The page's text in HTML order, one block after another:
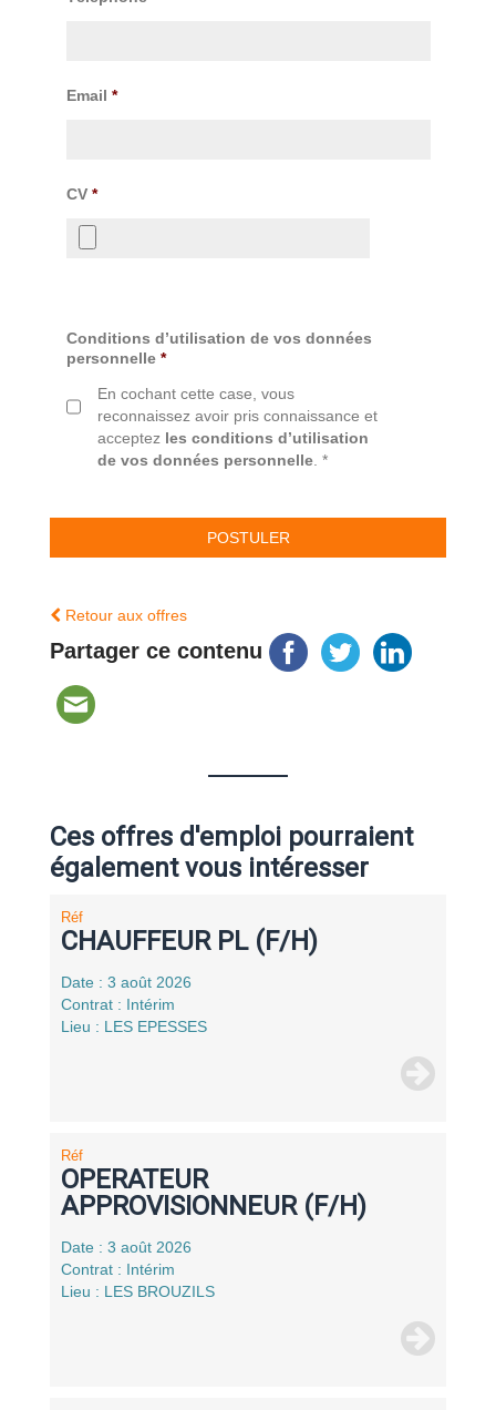
Email *
CV *
Conditions d’utilisation de vos données
personnelle *
En cochant cette case, vous
reconnaissez avoir pris connaissance et
acceptez les conditions d’utilisation
de vos données personnelle . *
Retour aux offres
Partager ce contenu
Ces offres d'emploi pourraient
également vous intéresser
Réf
CHAUFFEUR PL (F/H)
Date : 3 août 2026
Contrat : Intérim
Lieu : LES EPESSES
Réf
OPERATEUR
APPROVISIONNEUR (F/H)
Date : 3 août 2026
Contrat : Intérim
Lieu : LES BROUZILS